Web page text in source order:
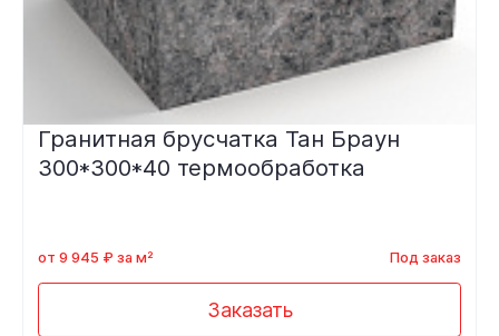
Гранитная брусчатка Тан Браун
300*300*40 термообработка
от 9 945 ₽ за м² Под заказ
Заказать